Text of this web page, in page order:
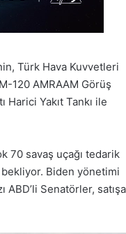
Türk Hava Kuvvetleri
120 AMRAAM Görüş
Yakıt Tankı ile
70 savaş uçağı tedarik
Biden yönetimi
ABD’li Senatörler, satışa